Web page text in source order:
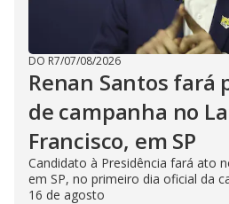
DO R7/07/08/2026
Renan Santos fará
de campanha no
Francisco, em SP
Candidato à Presidência fará ato
em SP, no primeiro dia oficial da
16 de agosto